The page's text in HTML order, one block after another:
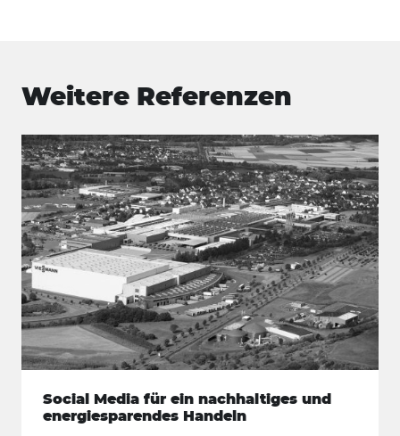
Suchen
nach:
Weitere Referenzen
Social Media für ein nachhaltiges und
energiesparendes Handeln